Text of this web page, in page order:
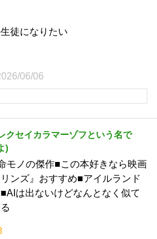
徒になりたい
06/06
クセイカラマーゾフという名で
)
モノの傑作■この本好きなら映画
リンズ』おすすめ■アイルランド
は出ないけどなんとなく似て